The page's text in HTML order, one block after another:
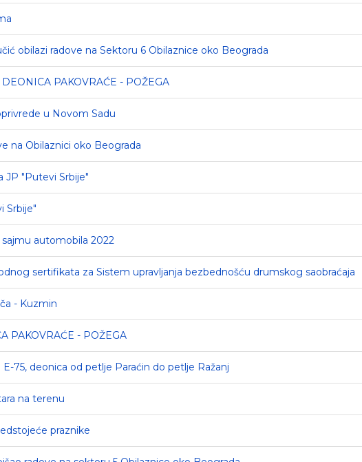
obilazi radove na Sektoru 6 Obilaznice oko Beograda
PAKOVRAĆE - POŽEGA
u Novom Sadu
na Obilaznici oko Beograda
JP "Putevi Srbije"
Srbije"
automobila 2022
sertifikata za Sistem upravljanja bezbednošću drumskog saobraćaja
- Kuzmin
PAKOVRAĆE - POŽEGA
75, deonica od petlje Paraćin do petlje Ražanj
na terenu
praznike